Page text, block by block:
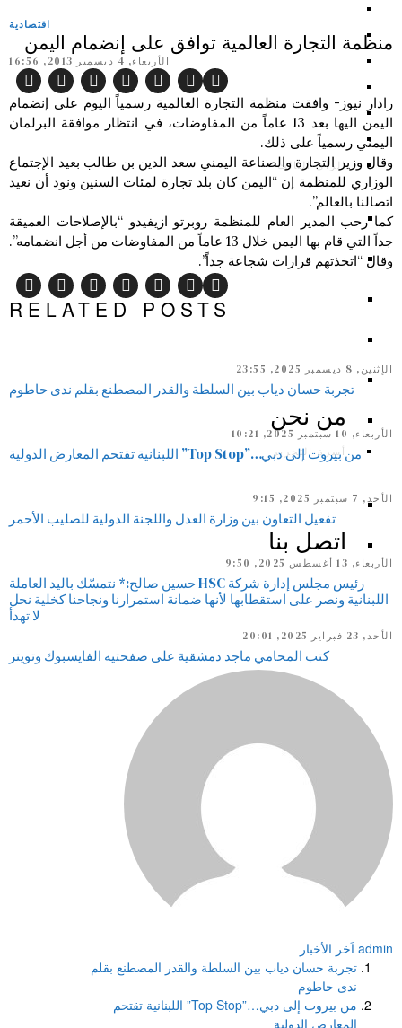
الرأي الثالث
من نحن
أسرة التحرير
اتصل بنا
اقتصادية
منظمة التجارة العالمية توافق على إنضمام اليمن
الأربعاء, 4 ديسمبر 2013, 16:56
رادار نيوز- وافقت منظمة التجارة العالمية رسمياً اليوم على إنضمام
اليمن اليها بعد 13 عاماً من المفاوضات، في انتظار موافقة البرلمان
اليمني رسمياً على ذلك.
وقال وزير التجارة والصناعة اليمني سعد الدين بن طالب بعيد الإجتماع
الوزاري للمنظمة إن “اليمن كان بلد تجارة لمئات السنين ونود أن نعيد
اتصالنا بالعالم”.
كما رحب المدير العام للمنظمة روبرتو ازيفيدو “بالإصلاحات العميقة
جداً التي قام بها اليمن خلال 13 عاماً من المفاوضات من أجل انضمامه”.
وقال “اتخذتهم قرارات شجاعة جداً”.
RELATED POSTS
الإثنين, 8 ديسمبر 2025, 23:55
تجربة حسان دياب بين السلطة والقدر المصطنع بقلم ندى حاطوم
الأربعاء, 10 سبتمبر 2025, 10:21
من بيروت إلى دبي…”Top Stop” اللبنانية تقتحم المعارض الدولية
الأحد, 7 سبتمبر 2025, 9:15
تفعيل التعاون بين وزارة العدل واللجنة الدولية للصليب الأحمر
الأربعاء, 13 أغسطس 2025, 9:50
رئيس مجلس إدارة شركة HSC حسين صالح:* نتمسّك باليد العاملة
اللبنانية ونصر على استقطابها لأنها ضمانة استمرارنا ونجاحنا كخلية نحل
لا تهدأ
الأحد, 23 فبراير 2025, 20:01
كتب المحامي ماجد دمشقية على صفحتيه الفايسبوك وتويتر
admin اَخر الأخبار
تجربة حسان دياب بين السلطة والقدر المصطنع بقلم
ندى حاطوم
من بيروت إلى دبي…”Top Stop” اللبنانية تقتحم
المعارض الدولية